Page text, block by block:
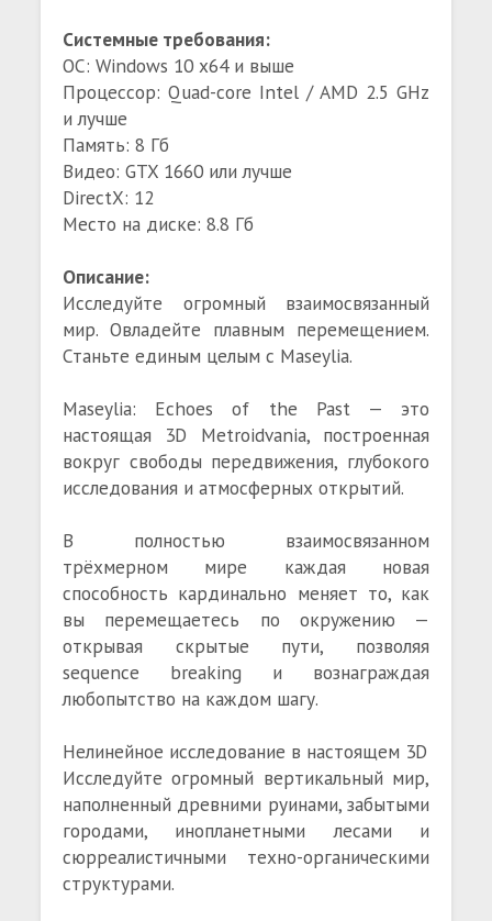
Системные требования:
ОС: Windows 10 x64 и выше
Процессор: Quad-core Intel / AMD 2.5 GHz
и лучше
Память: 8 Гб
Видео: GTX 1660 или лучше
DirectX: 12
Место на диске: 8.8 Гб
Описание:
Исследуйте огромный взаимосвязанный
мир. Овладейте плавным перемещением.
Станьте единым целым с Maseylia.
Maseylia: Echoes of the Past — это
настоящая 3D Metroidvania, построенная
вокруг свободы передвижения, глубокого
исследования и атмосферных открытий.
В полностью взаимосвязанном
трёхмерном мире каждая новая
способность кардинально меняет то, как
вы перемещаетесь по окружению —
открывая скрытые пути, позволяя
sequence breaking и вознаграждая
любопытство на каждом шагу.
Нелинейное исследование в настоящем 3D
Исследуйте огромный вертикальный мир,
наполненный древними руинами, забытыми
городами, инопланетными лесами и
сюрреалистичными техно-органическими
структурами.